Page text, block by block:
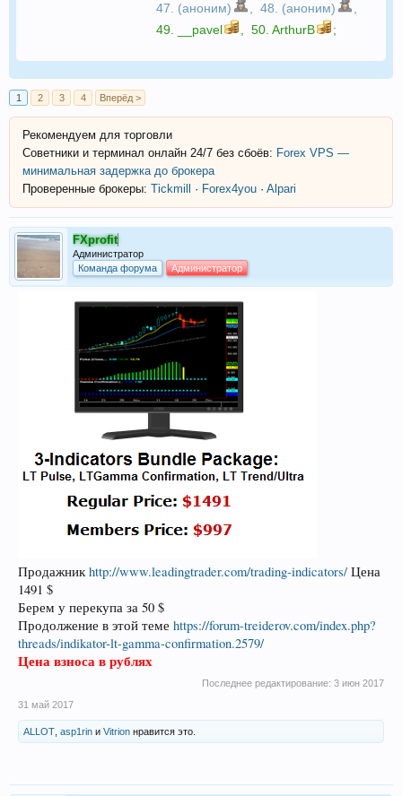
47. (аноним)
48. (аноним)
49.
__pavel 50. ArthurB ;
1 2 3 4 Вперёд >
Рекомендуем для торговли
Советники и терминал онлайн 24/7 без сбоёв: Forex VPS —
минимальная задержка до брокера
Проверенные брокеры: Tickmill · Forex4you · Alpari
FXprofit
Администратор
Команда форума
Администратор
Продажникhttp://www.leadingtrader.com/trading-indicators/ Цена
1491 $
Берем у перекупа за 50 $
Продолжение в этой теме https://forum-treiderov.com/index.php?
threads/indikator-lt-gamma-confirmation.2579/
Цена взноса в рублях
Последнее редактирование: 3 июн 2017
31 май 2017
ALLOT asp1rin и Vitrion нравится это.